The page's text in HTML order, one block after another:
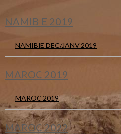
NAMIBIE 2019
NAMIBIE DEC/JANV 2019
MAROC 2019
MAROC 2019
MAROC 2022